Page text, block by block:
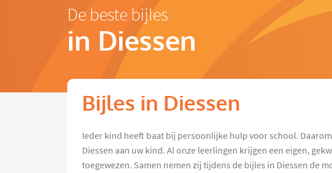
De beste bijles
in Diessen
Bijles in Diessen
Ieder kind heeft baat bij persoonlijke hulp voor school.
Diessen aan uw kind. Al onze leerlingen krijgen een eigen,
toegewezen. Samen nemen zij tijdens de bijles in Diessen de